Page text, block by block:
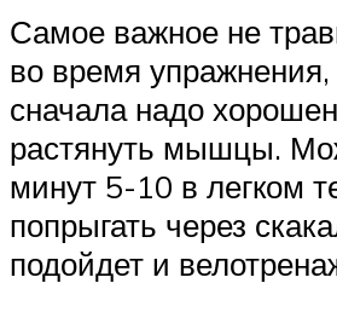
Самое важное не
во время упражнения,
сначала надо
растянуть мышцы.
минут 5-10 в легком
попрыгать через
подойдет и